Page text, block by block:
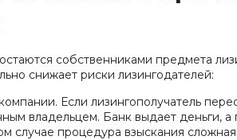
собственниками предмета
снижает риски лизингодателей:
Если лизингополучатель
владельцем. Банк выдает
случае процедура взыскания